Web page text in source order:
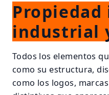
industrial
Todos los elementos
como su estructura,
como los logos,